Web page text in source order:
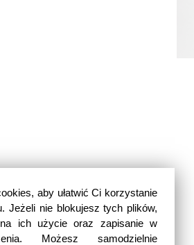
aby ułatwić Ci korzystanie
Jeżeli nie blokujesz tych plików,
ich użycie oraz zapisanie w
Możesz samodzielnie